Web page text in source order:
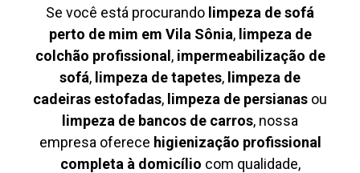
Se você está procurando limpeza de sofá
perto de mim em Vila Sônia, limpeza de
colchão profissional , impermeabilização de
sofá, limpeza de tapetes, limpeza de
cadeiras estofadas, limpeza de persianas ou
limpeza de bancos de carros, nossa
empresa oferece higienização profissional
completa à domicílio com qualidade,